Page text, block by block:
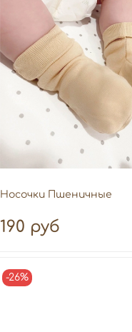
Носочки Пшеничные
190 руб
-26%